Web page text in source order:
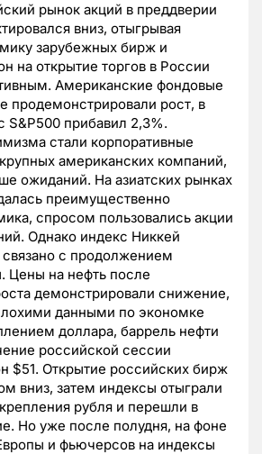
рынок акций в преддверии
вниз, отыгрывая
зарубежных бирж и
на открытие торгов в России
Американские фондовые
продемонстрировали рост, в
S&P500 прибавил 2,3%.
стали корпоративные
американских компаний,
ожиданий. На азиатских рынках
преимущественно
спросом пользовались акции
Однако индекс Никкей
связано с продолжением
Цены на нефть после
демонстрировали снижение,
данными по экономке
доллара, баррель нефти
российской сессии
$51. Открытие российских бирж
вниз, затем индексы отыграли
рубля и перешли в
Но уже после полудня, на фоне
и фьючерсов на индексы